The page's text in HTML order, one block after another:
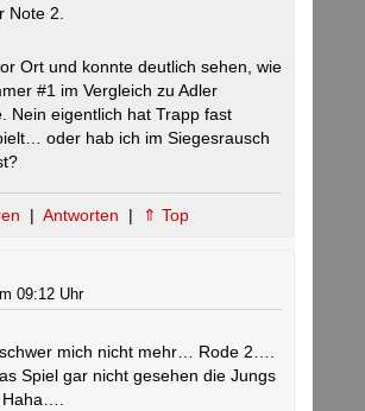
Note 2.
Ort und konnte deutlich sehen, wie
#1 im Vergleich zu Adler
Nein eigentlich hat Trapp fast
oder hab ich im Siegesrausch
| Antworten | ⇑ Top
09:12 Uhr
mich nicht mehr… Rode 2….
Spiel gar nicht gesehen die Jungs